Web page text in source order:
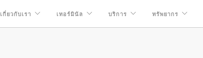
เกี่ยวกับเรา เทอร์มินัล บริการ ทรัพยากร